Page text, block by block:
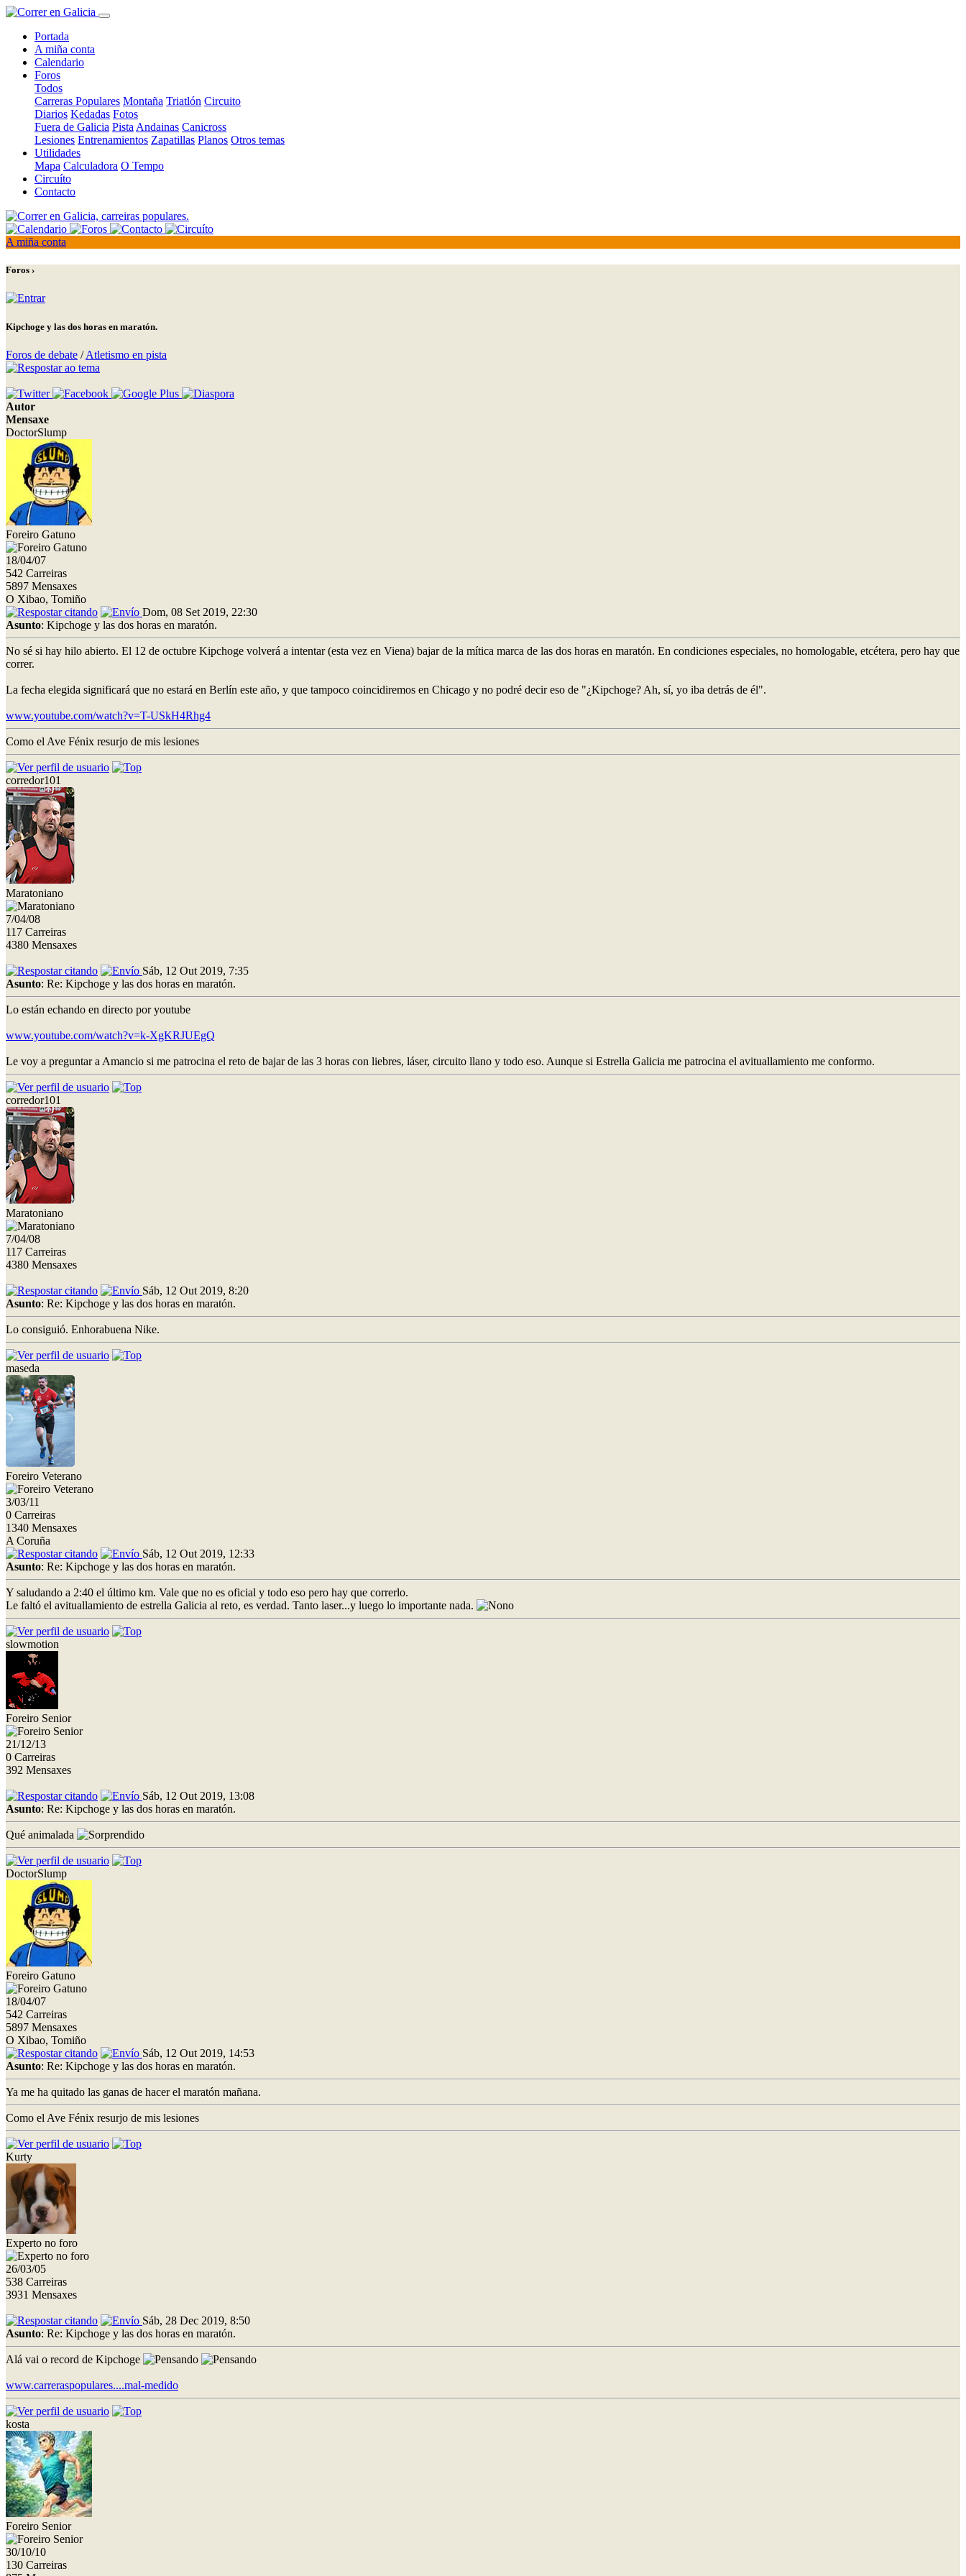
Portada
A miña conta
Calendario
Foros
Todos
Carreras Populares Montaña Triatlón Circuito
Diarios Kedadas Fotos
Fuera de Galicia Pista Andainas Canicross
Lesiones Entrenamientos Zapatillas Planos Otros temas
Utilidades
Mapa Calculadora O Tempo
Circuíto
Contacto
A miña conta
Foros ›
Kipchoge y las dos horas en maratón.
Foros de debate /Atletismo en pista
Autor
Mensaxe
DoctorSlump
Foreiro Gatuno
18/04/07
542 Carreiras
5897 Mensaxes
O Xibao, Tomiño
Dom, 08 Set 2019, 22:30
Asunto: Kipchoge y las dos horas en maratón.
No sé si hay hilo abierto. El 12 de octubre Kipchoge volverá a intentar (esta vez en Viena) bajar de la mítica marca de las dos horas en maratón. En condiciones especiales, no homologable, etcétera, pero hay que
correr.
La fecha elegida significará que no estará en Berlín este año, y que tampoco coincidiremos en Chicago y no podré decir eso de "¿Kipchoge? Ah, sí, yo iba detrás de él".
www.youtube.com/watch?v=T-USkH4Rhg4
Como el Ave Fénix resurjo de mis lesiones
corredor101
Maratoniano
7/04/08
117 Carreiras
4380 Mensaxes
Sáb, 12 Out 2019, 7:35
Asunto: Re: Kipchoge y las dos horas en maratón.
Lo están echando en directo por youtube
www.youtube.com/watch?v=k-XgKRJUEgQ
Le voy a preguntar a Amancio si me patrocina el reto de bajar de las 3 horas con liebres, láser, circuito llano y todo eso. Aunque si Estrella Galicia me patrocina el avituallamiento me conformo.
corredor101
Maratoniano
7/04/08
117 Carreiras
4380 Mensaxes
Sáb, 12 Out 2019, 8:20
Asunto: Re: Kipchoge y las dos horas en maratón.
Lo consiguió. Enhorabuena Nike.
maseda
Foreiro Veterano
3/03/11
0 Carreiras
1340 Mensaxes
A Coruña
Sáb, 12 Out 2019, 12:33
Asunto: Re: Kipchoge y las dos horas en maratón.
Y saludando a 2:40 el último km. Vale que no es oficial y todo eso pero hay que correrlo.
Le faltó el avituallamiento de estrella Galicia al reto, es verdad. Tanto laser...y luego lo importante nada.
slowmotion
Foreiro Senior
21/12/13
0 Carreiras
392 Mensaxes
Sáb, 12 Out 2019, 13:08
Asunto: Re: Kipchoge y las dos horas en maratón.
Qué animalada
DoctorSlump
Foreiro Gatuno
18/04/07
542 Carreiras
5897 Mensaxes
O Xibao, Tomiño
Sáb, 12 Out 2019, 14:53
Asunto: Re: Kipchoge y las dos horas en maratón.
Ya me ha quitado las ganas de hacer el maratón mañana.
Como el Ave Fénix resurjo de mis lesiones
Kurty
Experto no foro
26/03/05
538 Carreiras
3931 Mensaxes
Sáb, 28 Dec 2019, 8:50
Asunto: Re: Kipchoge y las dos horas en maratón.
Alá vai o record de Kipchoge
www.carreraspopulares....mal-medido
kosta
Foreiro Senior
30/10/10
130 Carreiras